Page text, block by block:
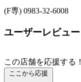
(F専) 0983-32-6008
ユーザーレビュー
この店舗を応援する！
ここから応援